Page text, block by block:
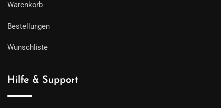
Warenkorb
Bestellungen
Wunschliste
Hilfe & Support